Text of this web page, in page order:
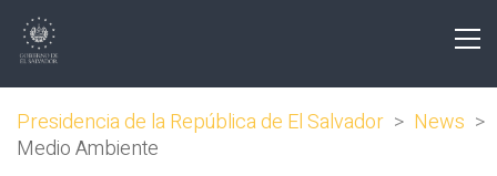
Presidencia de la República de El Salvador > News >
Medio Ambiente